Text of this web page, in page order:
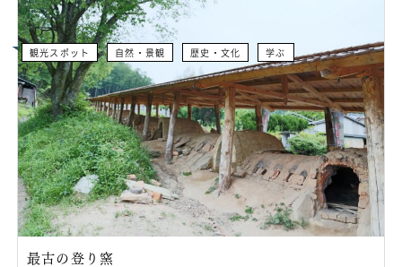
最古の登り窯
観光スポット 自然・景観 歴史・文化 学ぶ